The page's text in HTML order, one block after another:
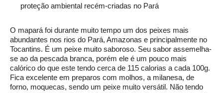
proteção ambiental recém-criadas no Pará
O mapará foi durante muito tempo um dos peixes mais
abundantes nos rios do Pará, Amazonas e principalmente no
Tocantins. É um peixe muito saboroso. Seu sabor assemelha-
se ao da pescada branca, porém ele é um pouco mais
calórico do que este tendo cerca de 115 calorias a cada 100g.
Fica excelente em preparos com molhos, a milanesa, de
forno, moquecas, sendo um peixe muito versátil. Não tendo